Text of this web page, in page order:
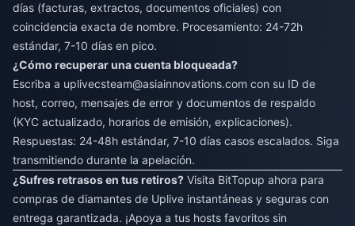
días (facturas, extractos, documentos oficiales) con
coincidencia exacta de nombre. Procesamiento: 24-72h
estándar, 7-10 días en pico.
¿Cómo recuperar una cuenta bloqueada?
Escriba a uplivecsteam@asiainnovations.com con su ID de
host, correo, mensajes de error y documentos de respaldo
(KYC actualizado, horarios de emisión, explicaciones).
Respuestas: 24-48h estándar, 7-10 días casos escalados. Siga
transmitiendo durante la apelación.
¿Sufres retrasos en tus retiros? Visita BitTopup ahora para
compras de diamantes de Uplive instantáneas y seguras con
entrega garantizada. ¡Apoya a tus hosts favoritos sin